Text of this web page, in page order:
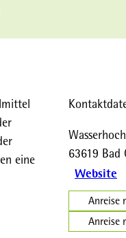
eine
63619 Bad
Website
Anreise
Anreise